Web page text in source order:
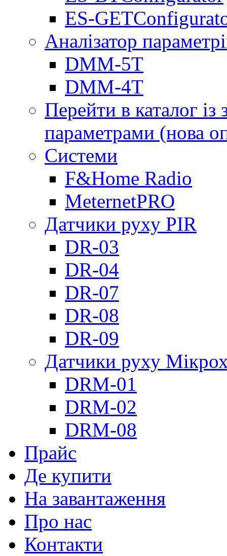
ES-
Аналізатор
DMM-5T
DMM-4T
Перейти в каталог
параметрами (нова
Системи
F&Home Radio
MeternetPRO
Датчики руху PIR
DR-03
DR-04
DR-07
DR-08
DR-09
Датчики руху
DRM-01
DRM-02
DRM-08
Прайс
Де купити
На завантаження
Про нас
Контакти